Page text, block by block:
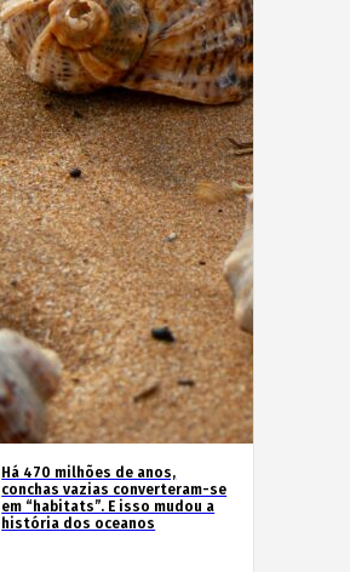
Há 470 milhões de anos,
conchas vazias converteram-se
em “habitats”. E isso mudou a
história dos oceanos